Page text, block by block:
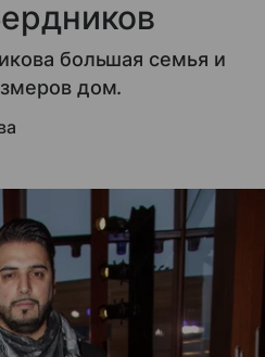
большая семья и
дом.